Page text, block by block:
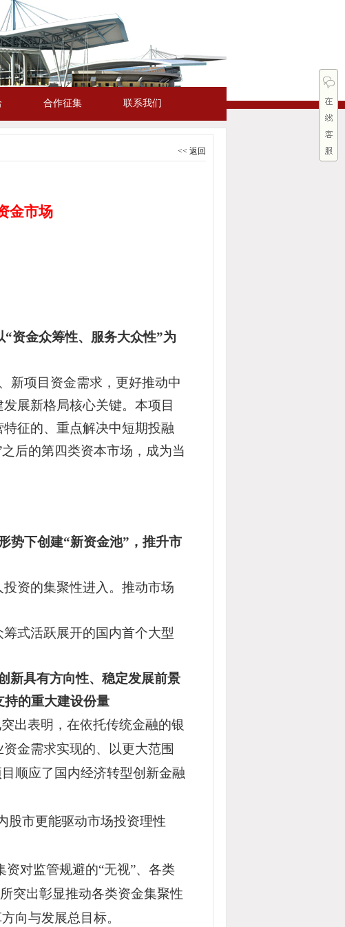
合作征集 联系我们
<< 返回
金市场
资金众筹性、服务大众性”为
新项目资金需求，更好推动中
展新格局核心关键。本项目
征的、重点解决中短期投融
后的第四类资本市场，成为当
势下创建“新资金池”，推升市
资的集聚性进入。推动市场
式活跃展开的国内首个大型
新具有方向性、稳定发展前景
持的重大建设份量
出表明，在依托传统金融的银
金需求实现的、以更大范围
顺应了国内经济转型创新金融
股市更能驱动市场投资理性
对监管规避的“无视”、各类
突出彰显推动各类资金集聚性
向与发展总目标。